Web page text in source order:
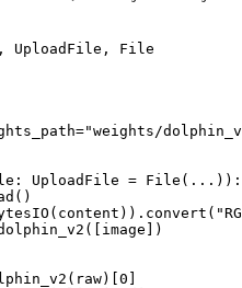
UploadFile, File
UploadFile = File(...)):